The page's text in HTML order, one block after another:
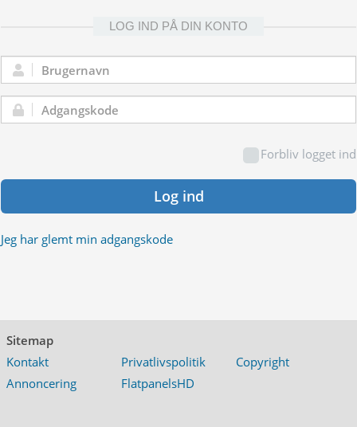
LOG IND PÅ DIN KONTO
Brugernavn:
Adgangskode:
Forbliv logget ind
Log ind
Jeg har glemt min adgangskode
Sitemap
Kontakt
Privatlivspolitik
Copyright
Annoncering
FlatpanelsHD